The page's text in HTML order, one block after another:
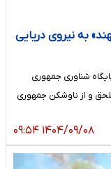
به نیروی دریایی
شناوری جمهوری
و از ناوشکن جمهوری
۱۴۰۴/۰۹/۰۸ ۰۹:۵۴